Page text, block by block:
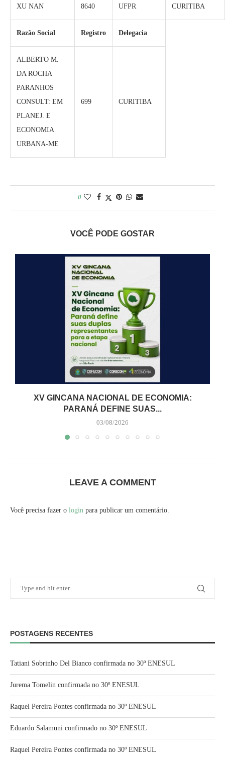
XU NAN 8640 UFPR CURITIBA
Razão Social Registro Delegacia
ALBERTO M.
DA ROCHA
PARANHOS
CONSULT: EM
PLANEJ. E
ECONOMIA
URBANA-ME
699 CURITIBA
0
VOCÊ PODE GOSTAR
XV GINCANA NACIONAL DE ECONOMIA:
PARANÁ DEFINE SUAS...
03/08/2026
LEAVE A COMMENT
Você precisa fazer o login para publicar um comentário.
POSTAGENS RECENTES
Tatiani Sobrinho Del Bianco confirmada no 30º ENESUL
Jurema Tomelin confirmada no 30º ENESUL
Raquel Pereira Pontes confirmada no 30º ENESUL
Eduardo Salamuni confirmado no 30º ENESUL
Raquel Pereira Pontes confirmada no 30º ENESUL